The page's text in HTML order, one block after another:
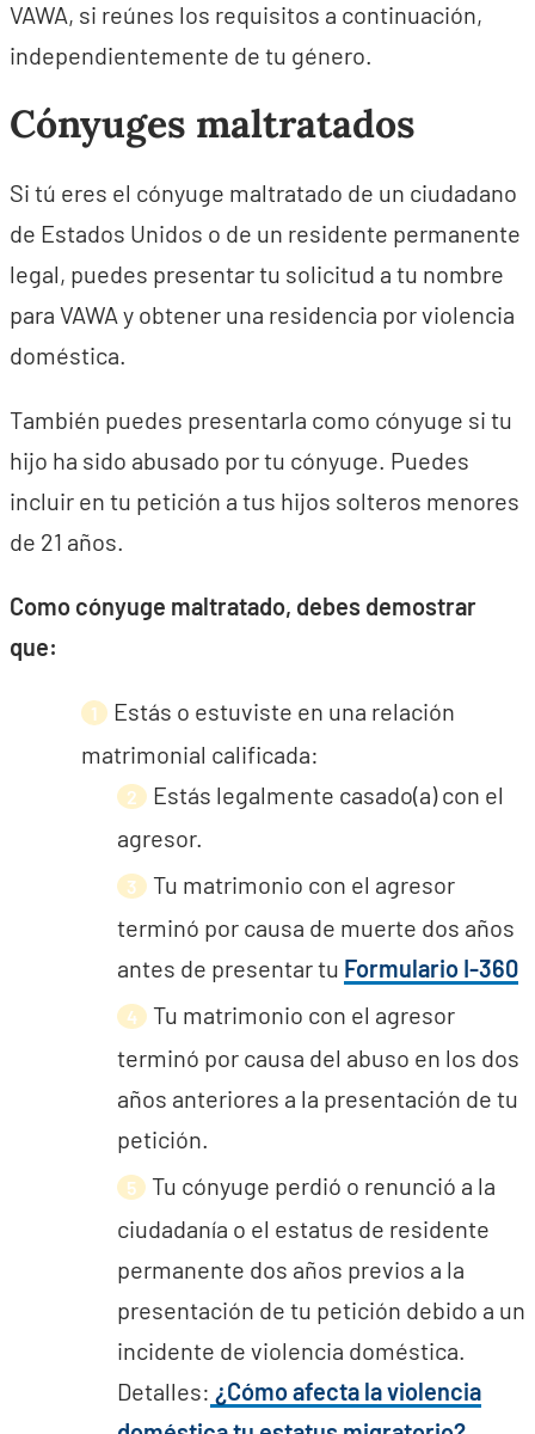
VAWA, si reúnes los requisitos a continuación,
independientemente de tu género.
Cónyuges maltratados
Si tú eres el cónyuge maltratado de un ciudadano
de Estados Unidos o de un residente permanente
legal, puedes presentar tu solicitud a tu nombre
para VAWA y obtener una residencia por violencia
doméstica.
También puedes presentarla como cónyuge si tu
hijo ha sido abusado por tu cónyuge. Puedes
incluir en tu petición a tus hijos solteros menores
de 21 años.
Como cónyuge maltratado, debes demostrar
que:
Estás o estuviste en una relación
matrimonial calificada:
Estás legalmente casado(a) con el
agresor.
Tu matrimonio con el agresor
terminó por causa de muerte dos años
antes de presentar tu Formulario I-360
Tu matrimonio con el agresor
terminó por causa del abuso en los dos
años anteriores a la presentación de tu
petición.
Tu cónyuge perdió o renunció a la
ciudadanía o el estatus de residente
permanente dos años previos a la
presentación de tu petición debido a un
incidente de violencia doméstica.
Detalles: ¿Cómo afecta la violencia